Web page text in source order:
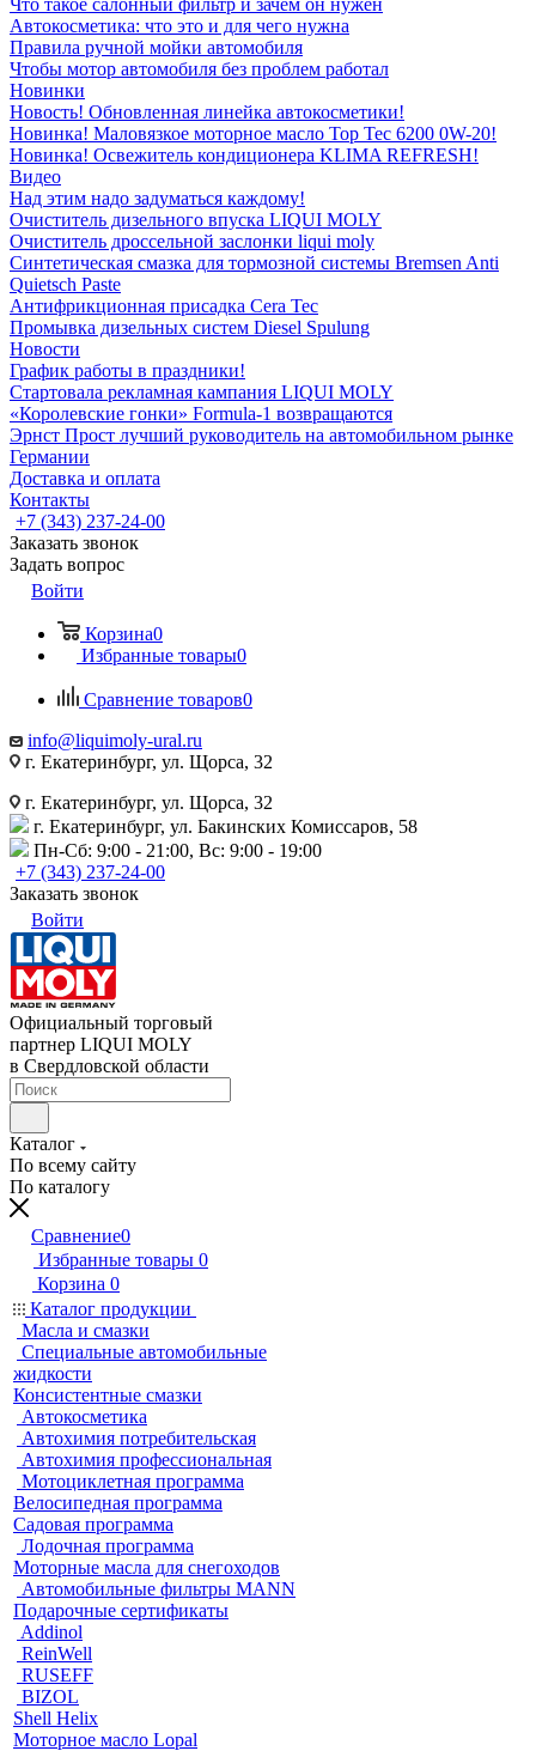
Что такое салонный фильтр и зачем он нужен
Автокосметика: что это и для чего нужна
Правила ручной мойки автомобиля
Чтобы мотор автомобиля без проблем работал
Новинки
Новость! Обновленная линейка автокосметики!
Новинка! Маловязкое моторное масло Top Tec 6200 0W-20!
Новинка! Освежитель кондиционера KLIMA REFRESH!
Видео
Над этим надо задуматься каждому!
Очиститель дизельного впуска LIQUI MOLY
Очиститель дроссельной заслонки liqui moly
Синтетическая смазка для тормозной системы Bremsen Anti
Quietsch Paste
Антифрикционная присадка Cera Tec
Промывка дизельных систем Diesel Spulung
Новости
График работы в праздники!
Стартовала рекламная кампания LIQUI MOLY
«Королевские гонки» Formula-1 возвращаются
Эрнст Прост лучший руководитель на автомобильном рынке
Германии
Доставка и оплата
Контакты
+7 (343) 237-24-00
Заказать звонок
Задать вопрос
Войти
Корзина0
Избранные товары0
Сравнение товаров0
info@liquimoly-ural.ru
г. Екатеринбург, ул. Щорса, 32
г. Екатеринбург, ул. Щорса, 32
г. Екатеринбург, ул. Бакинских Комиссаров, 58
Пн-Сб: 9:00 - 21:00, Вс: 9:00 - 19:00
+7 (343) 237-24-00
Заказать звонок
Войти
Официальный торговый
партнер LIQUI MOLY
в Свердловской области
Каталог
По всему сайту
По каталогу
Сравнение0
Избранные товары 0
Корзина 0
Каталог продукции
Масла и смазки
Специальные автомобильные
жидкости
Консистентные смазки
Автокосметика
Автохимия потребительская
Автохимия профессиональная
Мотоциклетная программа
Велосипедная программа
Садовая программа
Лодочная программа
Моторные масла для снегоходов
Автомобильные фильтры MANN
Подарочные сертификаты
Addinol
ReinWell
RUSEFF
BIZOL
Shell Helix
Моторное масло Lopal